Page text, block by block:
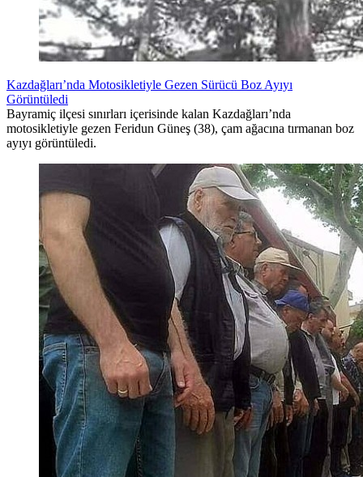
Kazdağları’nda Motosikletiyle Gezen Sürücü Boz Ayıyı
Görüntüledi
Bayramiç ilçesi sınırları içerisinde kalan Kazdağları’nda
motosikletiyle gezen Feridun Güneş (38), çam ağacına tırmanan boz
ayıyı görüntüledi.